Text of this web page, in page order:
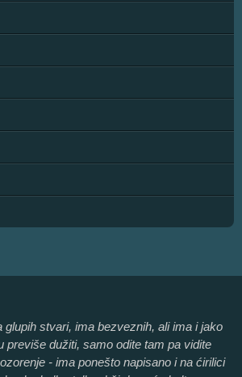
glupih stvari, ima bezveznih, ali ima i jako
previše dužiti, samo odite tam pa vidite
- ima ponešto napisano i na ćirilici